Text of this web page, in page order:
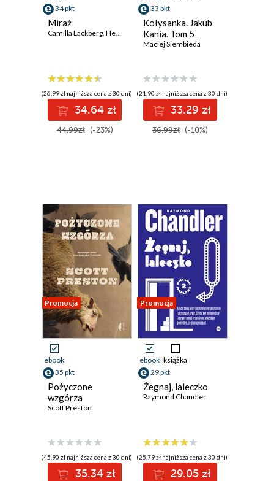
34 pkt
Miraż
Camilla Läckberg, Henrik Fexeus
(26,99 zł najniższa cena z 30 dni)
34.64 zł
44.99zł (-23%)
33 pkt
Kołysanka. Jakub
Kania. Tom 5
Maciej Siembieda
(21,90 zł najniższa cena z 30 dni)
33.29 zł
36.99zł (-10%)
Promocja
ebook
35 pkt
Pożyczone
wzgórza
Scott Preston
(45,90 zł najniższa cena z 30 dni)
35.34 zł
Promocja
ebook książka
29 pkt
Żegnaj, laleczko
Raymond Chandler
(25,79 zł najniższa cena z 30 dni)
29.05 zł